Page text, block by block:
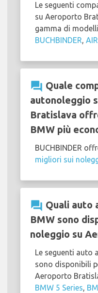
Le seguenti
su Aeroporto
gamma di
BUCHBINDER,
question_answer Quale
autonoleggio
Bratislava
BMW più
BUCHBINDER
migliori sui
question_answer Quali auto
BMW sono
noleggio su
Le seguenti auto
sono disponibili
Aeroporto
BMW 5 Series,